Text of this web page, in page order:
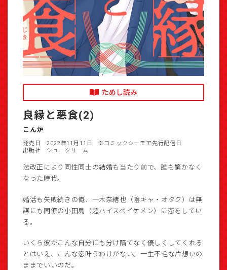
ためし読み
良縁と悪食(2)
こん炉
発売日 2022年11月11日
※コミックシーモア先行配信日
出版社 シュークリーム
法改正により同性同士の結婚も当たり前で、誰も驚かなく
なった時代。
婚活も失敗続きの俺、一木奈緒也（陰キャ・オタク）は無
謀にも同僚の小田島（超ハイスペイケメン）に恋をしてい
る。
いくら彼がこんな自分にも分け隔てなく優しくしてくれる
とはいえ、こんな恋叶うわけがない。一生不毛な片想いの
ままでいいのだ。